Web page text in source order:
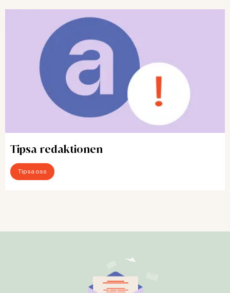
Tipsa redaktionen
Tipsa oss